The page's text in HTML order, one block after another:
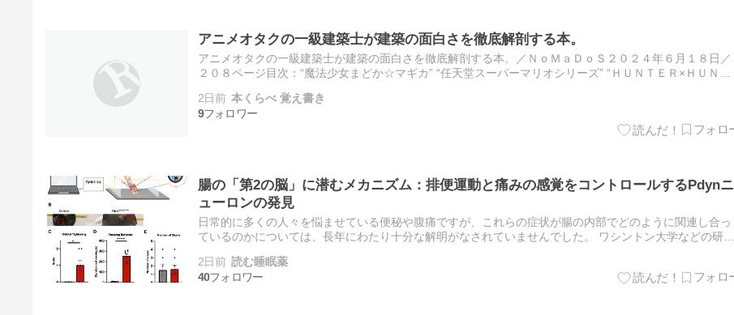
アニメオタクの一級建築士が建築の面白さを徹底解剖する本。
アニメオタクの一級建築士が建築の面白さを徹底解剖する本。／ＮｏＭａＤｏＳ２０２４年６月１８日／
２０８ページ目次：“魔法少女まどか☆マギカ” “任天堂スーパーマリオシリーズ” “ＨＵＮＴＥＲ×ＨＵＮＴ
2日前 本くらべ 覚え書き
9
腸の「第2の脳」に潜むメカニズム：排便運動と痛みの感覚をコントロールするPdynニ
ューロンの発見
日常的に多くの人々を悩ませている便秘や腹痛ですが、これらの症状が腸の内部でどのように関連し合っ
ているのかについては、長年にわたり十分な解明がなされていませんでした。 ワシントン大学などの研究
2日前 読む睡眠薬
40